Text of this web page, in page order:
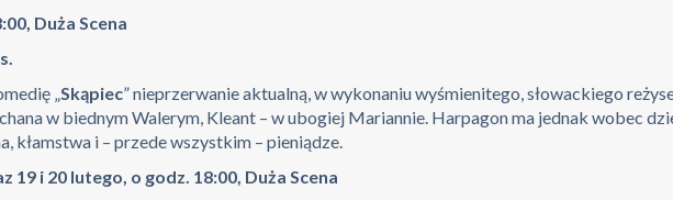
Duża Scena
„Skąpiec” nieprzerwanie aktualną, w wykonaniu wyśmienitego, słowackiego
w biednym Walerym, Kleant – w ubogiej Mariannie. Harpagon ma jednak wobec
kłamstwa i – przede wszystkim – pieniądze.
19 i 20 lutego, o godz. 18:00, Duża Scena